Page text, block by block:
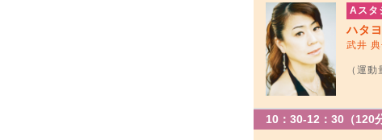
Aスタ
ハタ
武井
（運
10：30-12：30（120